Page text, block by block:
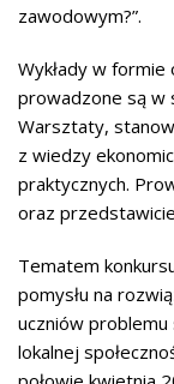
zawodowym?”.
Wykłady w
prowadzone są w
Warsztaty,
z wiedzy
praktycznych.
oraz
Tematem
pomysłu na
uczniów problemu
lokalnej